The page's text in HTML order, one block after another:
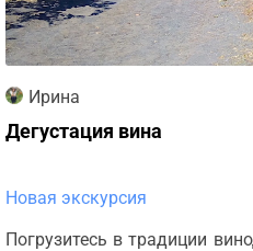
Ирина
Дегустация вина
Новая экскурсия
Погрузитесь в традиции